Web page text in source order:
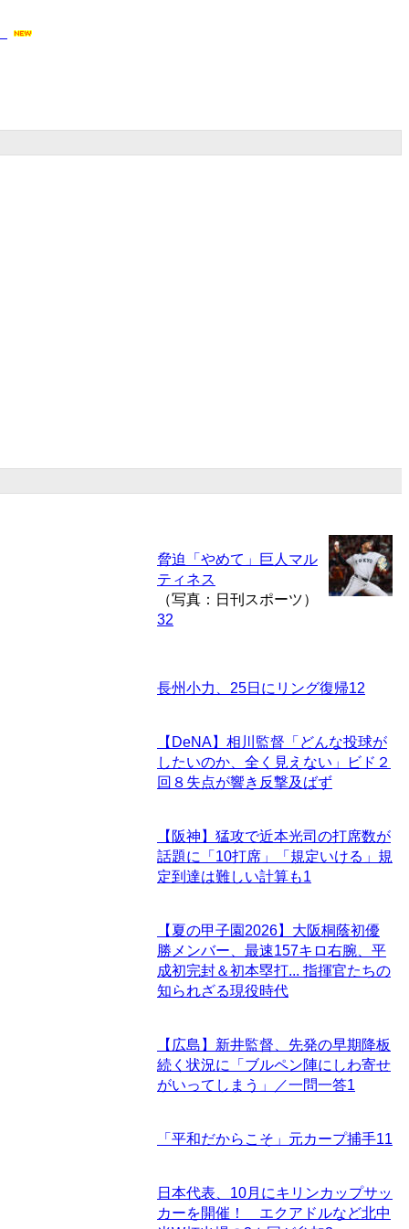
脅迫「やめて」巨人マル
ティネス
（写真：日刊スポーツ）
32
長州小力、25日にリング復帰12
【DeNA】相川監督「どんな投球が
したいのか、全く見えない」ビド２
回８失点が響き反撃及ばず
【阪神】猛攻で近本光司の打席数が
話題に「10打席」「規定いける」規
定到達は難しい計算も1
【夏の甲子園2026】大阪桐蔭初優
勝メンバー、最速157キロ右腕、平
成初完封＆初本塁打... 指揮官たちの
知られざる現役時代
【広島】新井監督、先発の早期降板
続く状況に「ブルペン陣にしわ寄せ
がいってしまう」／一問一答1
「平和だからこそ」元カープ捕手11
日本代表、10月にキリンカップサッ
カーを開催！ エクアドルなど北中